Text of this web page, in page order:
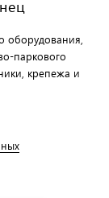
оборудования,
паркового
крепежа и